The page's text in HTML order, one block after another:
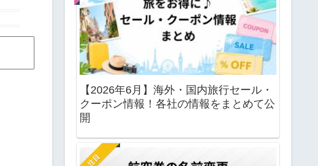
【2026年6月】海外・国内旅行セール・
クーポン情報！各社の情報をまとめて公
開
注目